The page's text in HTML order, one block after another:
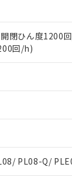
閉ひん度1200
回/h)
PL08-Q/